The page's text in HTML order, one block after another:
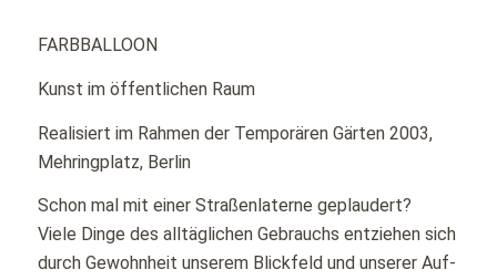
FARBBALLOON
Kunst im öffentlichen Raum
Realisiert im Rahmen der Temporären Gärten 2003,
Mehringplatz, Berlin
Schon mal mit einer Straßenlaterne geplaudert?
Viele Dinge des alltäglichen Gebrauchs entziehen sich
durch Gewohnheit unserem Blickfeld und unserer Auf-